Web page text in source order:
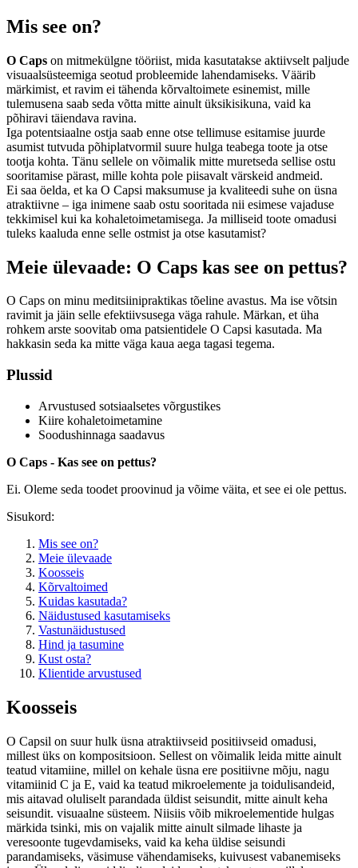
Mis see on?
O Caps on mitmekülgne tööriist, mida kasutatakse aktiivselt paljude
visuaalsüsteemiga seotud probleemide lahendamiseks. Väärib
märkimist, et ravim ei tähenda kõrvaltoimete esinemist, mille
tulemusena saab seda võtta mitte ainult üksikisikuna, vaid ka
põhiravi täiendava ravina.
Iga potentsiaalne ostja saab enne otse tellimuse esitamise juurde
asumist tutvuda põhiplatvormil suure hulga teabega toote ja otse
tootja kohta. Tänu sellele on võimalik mitte muretseda sellise ostu
sooritamise pärast, mille kohta pole piisavalt värskeid andmeid.
Ei saa öelda, et ka O Capsi maksumuse ja kvaliteedi suhe on üsna
atraktiivne – iga inimene saab ostu sooritada nii esimese vajaduse
tekkimisel kui ka kohaletoimetamisega. Ja milliseid toote omadusi
tuleks kaaluda enne selle ostmist ja otse kasutamist?
Meie ülevaade: O Caps kas see on pettus?
O Caps on minu meditsiinipraktikas tõeline avastus. Ma ise võtsin
ravimit ja jäin selle efektiivsusega väga rahule. Märkan, et üha
rohkem arste soovitab oma patsientidele O Capsi kasutada. Ma
hakkasin seda ka mitte väga kaua aega tagasi tegema.
Plussid
Arvustused sotsiaalsetes võrgustikes
Kiire kohaletoimetamine
Soodushinnaga saadavus
O Caps - Kas see on pettus?
Ei. Oleme seda toodet proovinud ja võime väita, et see ei ole pettus.
Sisukord:
Mis see on?
Meie ülevaade
Koosseis
Kõrvaltoimed
Kuidas kasutada?
Näidustused kasutamiseks
Vastunäidustused
Hind ja tasumine
Kust osta?
Klientide arvustused
Koosseis
O Capsil on suur hulk üsna atraktiivseid positiivseid omadusi,
millest üks on kompositsioon. Sellest on võimalik leida mitte ainult
teatud vitamiine, millel on kehale üsna ere positiivne mõju, nagu
vitamiinid C ja E, vaid ka teatud mikroelemente ja toidulisandeid,
mis aitavad oluliselt parandada üldist seisundit, mitte ainult keha
seisundit. visuaalne süsteem. Niisiis võib mikroelementide hulgas
märkida tsinki, mis on vajalik mitte ainult silmade lihaste ja
veresoonte tugevdamiseks, vaid ka keha üldise seisundi
parandamiseks, väsimuse vähendamiseks, kuivusest vabanemiseks